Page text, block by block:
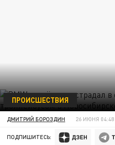
ПРОИСШЕСТВИЯ
ДМИТРИЙ БОРОЗДИН 26 ИЮНЯ 04:48
ПОДПИШИТЕСЬ: